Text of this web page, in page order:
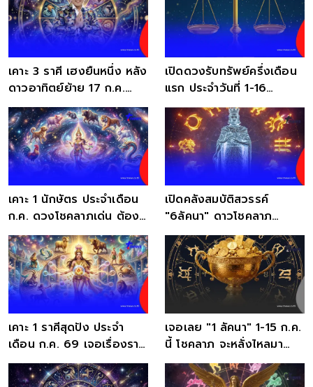
เคาะ 3 ราศี เฮงยืนหนึ่ง หลัง
ดาวอาทิตย์ย้าย 17 ก.ค.
ดวงเปิดรับโชคลาภ
เปิดดวงรับทรัพย์ครึ่งเดือน
แรก ประจำวันที่ 1-16
กรกฎาคม 2569
เคาะ 1 นักษัตร ประจำเดือน
ก.ค. ดวงโชคลาภเด่น ต้อง
รีบกอบโกย
เปิดคลังสมบัติสวรรค์
"6ลัคนา" ดาวโชคลาภ
ทำงานเต็มระบบ แล้ว
เคาะ 1 ราศีสุดปัง ประจำ
เดือน ก.ค. 69 เจอเรื่องราว
ดีๆ โชคลาภวิ่งเข้าหา
เจอเลย "1 ลัคนา" 1-15 ก.ค.
นี้ โชคลาภ จะหลั่งไหลมา
แบบไม่คาดฝัน